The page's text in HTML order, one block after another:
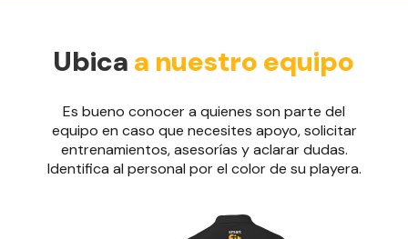
Ubica a nuestro equipo
Es bueno conocer a quienes son parte del
equipo en caso que necesites apoyo, solicitar
entrenamientos, asesorías y aclarar dudas.
Identifica al personal por el color de su playera.